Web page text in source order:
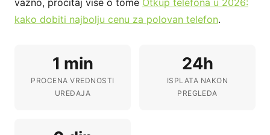
kako dobiti najbolju cenu za polovan telefon.
1 min
PROCENA VREDNOSTI
UREĐAJA
24h
ISPLATA NAKON
PREGLEDA